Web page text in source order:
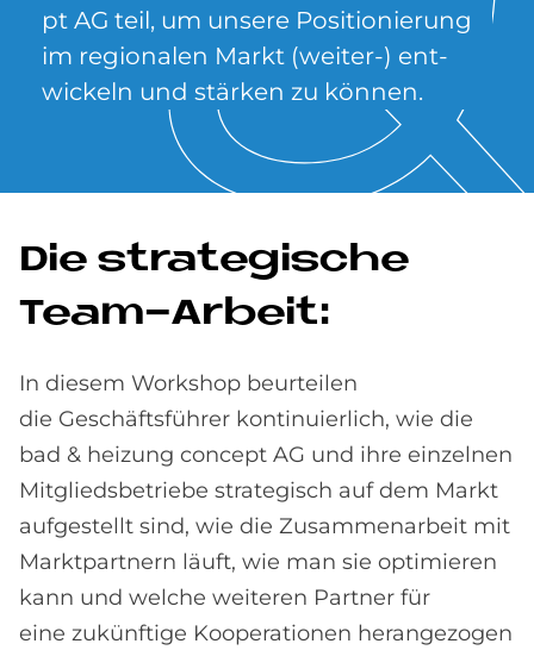
pt AG teil, um un­se­re Po­si­tio­nie­rung
im re­gio­na­len Mar­kt (wei­ter-) ent­
wickeln und stär­ken zu kön­nen.
Die stra­te­gi­sche
Team-Ar­beit:
In diesem Workshop beurteilen
die Geschäftsführer kontinuierlich, wie die
bad & heizung concept AG und ihre einzelnen
Mitgliedsbetriebe strategisch auf dem Markt
aufgestellt sind, wie die Zusammenarbeit mit
Marktpartnern läuft, wie man sie optimieren
kann und welche weiteren Partner für
eine zukünftige Kooperationen herangezogen